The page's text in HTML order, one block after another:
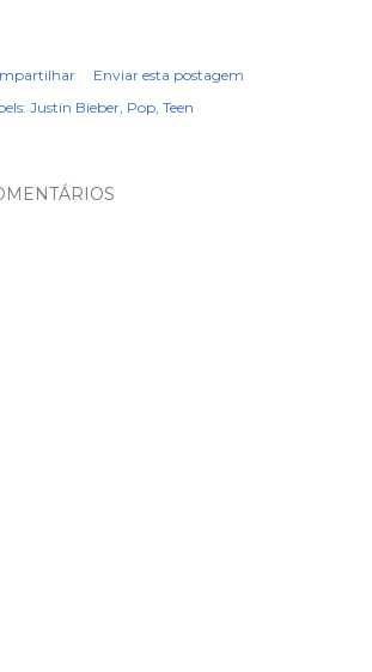
Enviar esta postagem
Justin Bieber Pop Teen